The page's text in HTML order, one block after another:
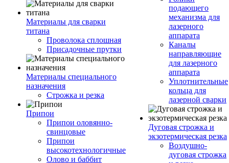
Материалы для сварки
титана
Проволока сплошная
Присадочные прутки
Материалы специального
назначения
Строжка и резка
Припои
Припои оловянно-
свинцовые
Припои
высокотехнологичные
Олово и баббит
подающего
механизма для
лазерного
аппарата
Каналы
направляющие
для лазерного
аппарата
Уплотнительные
кольца для
лазерной сварки
Дуговая строжка и
экзотермическая резка
Воздушно-
дуговая строжка